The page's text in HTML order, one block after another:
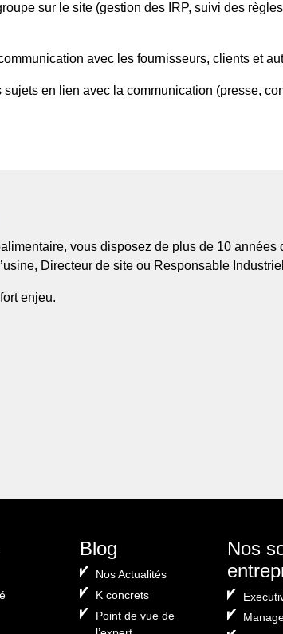
sur le site (gestion des IRP, suivi des
avec les fournisseurs, clients et
en lien avec la communication (presse,
vous disposez de plus de 10 années
Directeur de site ou Responsable
enjeu.
Blog
Nos Actualités
K concrets
Point de vue de
Nos